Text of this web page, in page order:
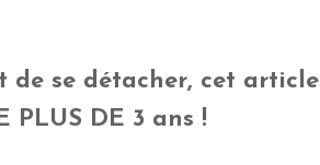
de se détacher, cet
DE 3 ans !